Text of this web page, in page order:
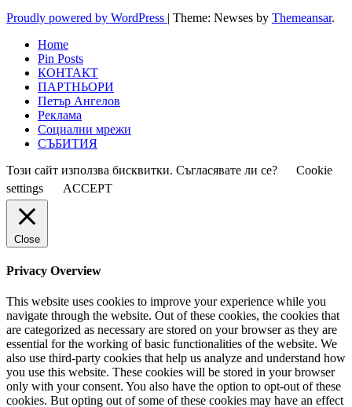
Proudly powered by WordPress | Theme: Newses by Themeansar.
Home
Pin Posts
КОНТАКТ
ПАРТНЬОРИ
Петър Ангелов
Реклама
Социални мрежи
СЪБИТИЯ
Този сайт използва бисквитки. Съгласявате ли се?
Cookie
settings
ACCEPT
Close
Privacy Overview
This website uses cookies to improve your experience while you
navigate through the website. Out of these cookies, the cookies that
are categorized as necessary are stored on your browser as they are
essential for the working of basic functionalities of the website. We
also use third-party cookies that help us analyze and understand how
you use this website. These cookies will be stored in your browser
only with your consent. You also have the option to opt-out of these
cookies. But opting out of some of these cookies may have an effect